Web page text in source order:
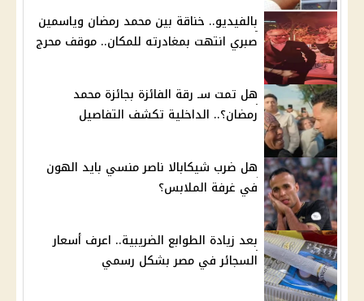
بالفيديو.. خناقة بين محمد رمضان وياسمين
صبري انتهت بمغادرته للمكان.. موقف محرج
هل تمت سـ رقة الفائزة بجائزة محمد
رمضان؟.. الداخلية تكشف التفاصيل
هل ضرب شيكابالا ناصر منسي بايد الهون
في غرفة الملابس؟
بعد زيادة الطوابع الضريبية.. اعرف أسعار
السجائر في مصر بشكل رسمي